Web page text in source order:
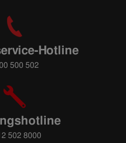
Hotline
500 502
502 8000